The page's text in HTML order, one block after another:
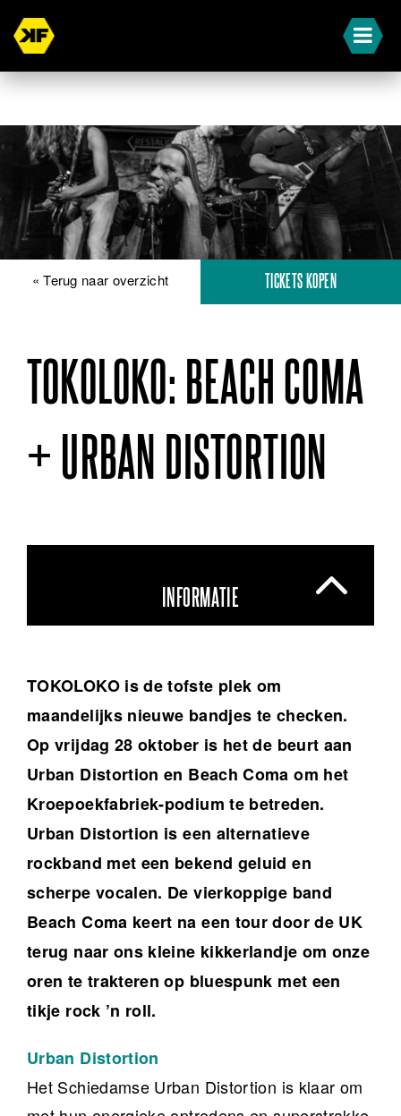
« Terug naar overzicht TICKETS KOPEN
TOKOLOKO: BEACH COMA
+ URBAN DISTORTION
INFORMATIE
TOKOLOKO is de tofste plek om
maandelijks nieuwe bandjes te checken.
Op vrijdag 28 oktober is het de beurt aan
Urban Distortion en Beach Coma om het
Kroepoekfabriek-podium te betreden.
Urban Distortion is een alternatieve
rockband met een bekend geluid en
scherpe vocalen. De vierkoppige band
Beach Coma keert na een tour door de UK
terug naar ons kleine kikkerlandje om onze
oren te trakteren op bluespunk met een
tikje rock ’n roll.
Urban Distortion
Het Schiedamse Urban Distortion is klaar om